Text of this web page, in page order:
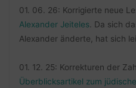
01. 06. 26: Korrigierte neue
Alexander Jeiteles . Da sich
Alexander änderte, hat sich
01. 12. 25: Korrekturen der
Überblicksartikel zum